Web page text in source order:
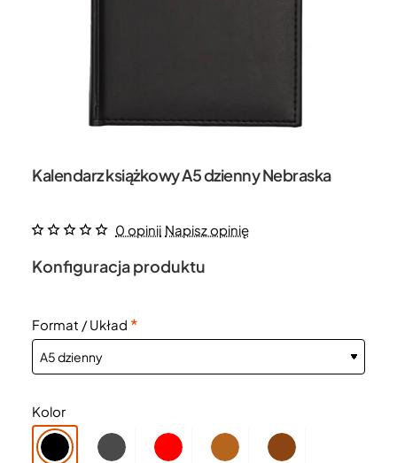
Kalendarz książkowy A5 dzienny Nebraska
0 opinii Napisz opinię
Konfiguracja produktu
Format / Układ
Kolor